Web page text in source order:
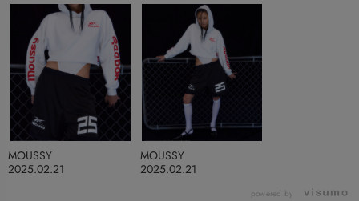
2025.02.21
MOUSSY
2025.02.21
MOUSSY
powered by